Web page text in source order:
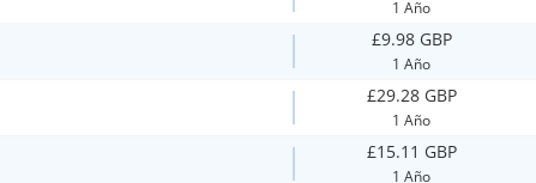
1 Año
£9.98 GBP
1 Año
£29.28 GBP
1 Año
£15.11 GBP
1 Año